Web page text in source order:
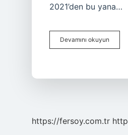
2021’den bu yana…
Devamını okuyun
https://fersoy.com.tr